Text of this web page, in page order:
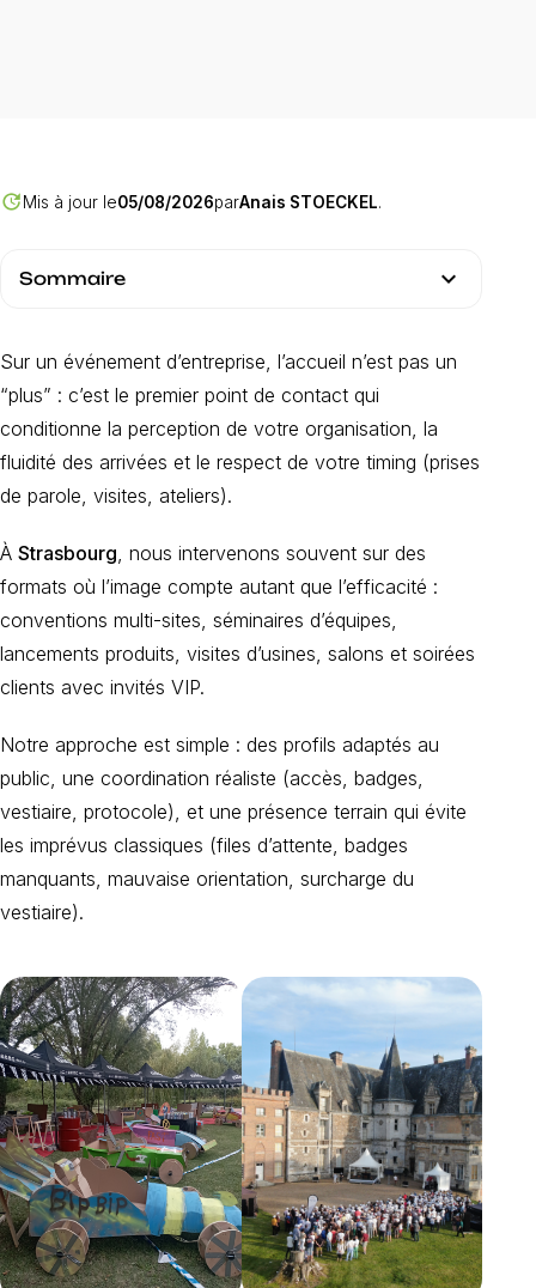
updateMis à jour le05/08/2026parAnais STOECKEL.
Sommaire expand_more
Sur un événement d’entreprise, l’accueil n’est pas un
“plus” : c’est le premier point de contact qui
conditionne la perception de votre organisation, la
fluidité des arrivées et le respect de votre timing (prises
de parole, visites, ateliers).
À Strasbourg, nous intervenons souvent sur des
formats où l’image compte autant que l’efficacité :
conventions multi-sites, séminaires d’équipes,
lancements produits, visites d’usines, salons et soirées
clients avec invités VIP.
Notre approche est simple : des profils adaptés au
public, une coordination réaliste (accès, badges,
vestiaire, protocole), et une présence terrain qui évite
les imprévus classiques (files d’attente, badges
manquants, mauvaise orientation, surcharge du
vestiaire).